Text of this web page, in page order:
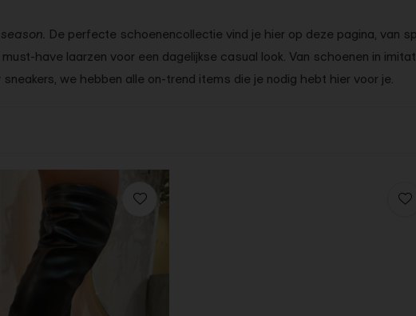
De perfecte schoenencollectie vind je hier op deze pagina, van
have laarzen voor een dagelijkse casual look. Van schoenen in
sneakers, we hebben alle on-trend items die je nodig hebt hier voor je.